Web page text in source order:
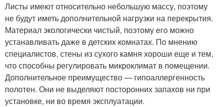
Листы имеют относительно небольшую массу, поэтому
не будут иметь дополнительной нагрузки на перекрытия.
Материал экологически чистый, поэтому его можно
устанавливать даже в детских комнатах. По мнению
специалистов, стены из сухого камня хороши еще и тем,
что способны регулировать микроклимат в помещении.
Дополнительное преимущество — гипоаллергенность
полотен. Они не выделяют посторонних запахов ни при
установке, ни во время эксплуатации.